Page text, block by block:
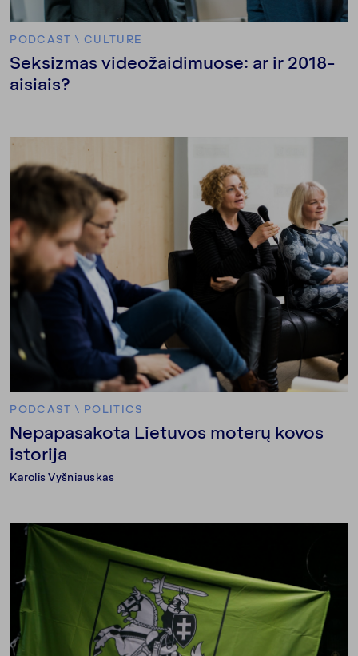
PODCAST \CULTURE
Seksizmas videožaidimuose: ar ir 2018-
aisiais?
PODCAST \ POLITICS
Nepapasakota Lietuvos moterų kovos
istorija
Karolis Vyšniauskas